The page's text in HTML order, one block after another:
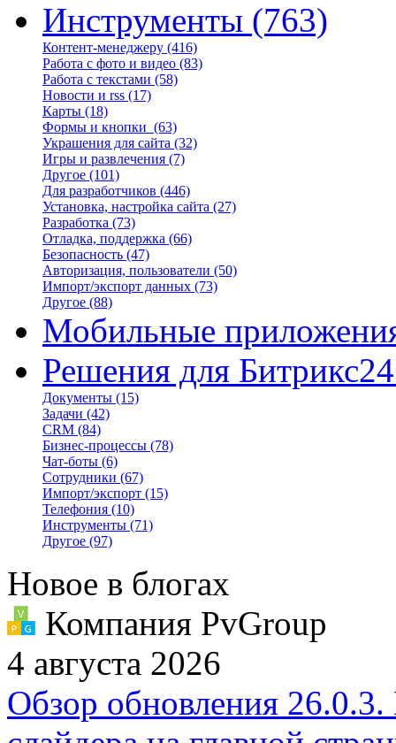
Инструменты (763)
Контент-менеджеру (416)
Работа с фото и видео (83)
Работа с текстами (58)
Новости и rss (17)
Карты (18)
Формы и кнопки (63)
Украшения для сайта (32)
Игры и развлечения (7)
Другое (101)
Для разработчиков (446)
Установка, настройка сайта (27)
Разработка (73)
Отладка, поддержка (66)
Безопасность (47)
Авторизация, пользователи (50)
Импорт/экспорт данных (73)
Другое (88)
Мобильные
Решения для Битрикс24
Документы (15)
Задачи (42)
CRM (84)
Бизнес-процессы (78)
Чат-боты (6)
Сотрудники (67)
Импорт/экспорт (15)
Телефония (10)
Инструменты (71)
Другое (97)
Новое в блогах
Компания PvGroup
4 августа 2026
Обзор обновления 26.0.3.